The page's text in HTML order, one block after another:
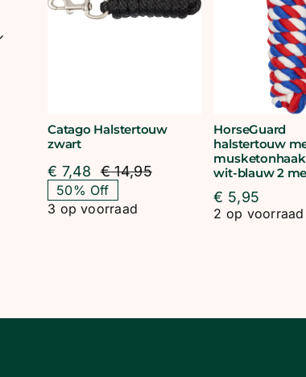
Catago Halstertouw
zwart
€14,95Oorspronkelijke
€ 7,48
Huidige
50% Off
3 op voorraad
HorseGuard
halstertouw
wit-blauw 2
€ 5,95
2 op voorraad